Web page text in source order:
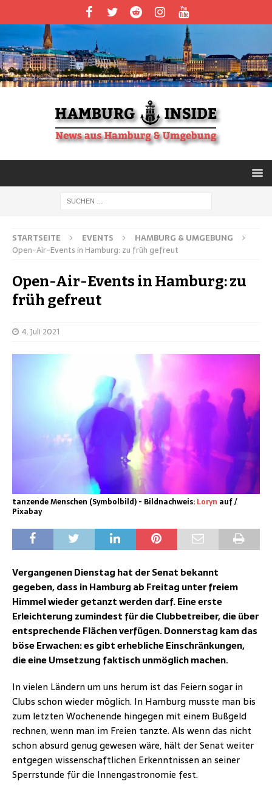
STARTSEITE EVENTS
HAMBURG & UMGEBUNG
Open-Air-Events in Hamburg: zu früh gefreut
Open-Air-Events in Hamburg: zu
früh gefreut
4. Juli 2021
tanzende Menschen (Symbolbild) - Bildnachweis: Loryn auf /
Pixabay
Vergangenen Dienstag hat der Senat bekannt
gegeben, dass in Hamburg ab Freitag unter freiem
Himmel wieder getanzt werden darf. Eine erste
Erleichterung zumindest für die Clubbetreiber, die über
entsprechende Flächen verfügen. Donnerstag kam das
böse Erwachen: es gibt erhebliche Einschränkungen,
die eine Umsetzung faktisch unmöglich machen.
In vielen Ländern um uns herum ist das Feiern sogar in
Clubs schon wieder möglich. In Hamburg musste man bis
zum letzten Wochenende hingegen mit einem Bußgeld
rechnen, wenn man im Freien tanzte. Als wenn das nicht
schon absurd genug gewesen wäre, hält der Senat weiter
entgegen wissenschaftlichen Erkenntnissen an seiner
Sperrstunde für die Innengastronomie fest.